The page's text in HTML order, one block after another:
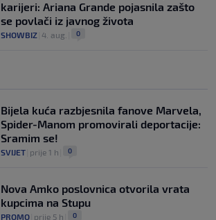
karijeri: Ariana Grande pojasnila zašto
se povlači iz javnog života
SHOWBIZ 4. aug. 0
Bijela kuća razbjesnila fanove Marvela,
Spider-Manom promovirali deportacije:
Sramim se!
SVIJET prije 1 h 0
Nova Amko poslovnica otvorila vrata
kupcima na Stupu
PROMO prije 5 h 0